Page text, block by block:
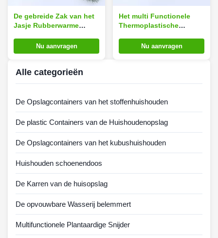
De gebreide Zak van het
Jasje Rubberwarme
geitjesschrijver uit de
klassieke oudheid van de
Nu aanvragen
Het multi Functionele
Thermoplastische
van de Warm waterzak
Nu aanvragen
Alle categorieën
De Opslagcontainers van het stoffenhuishouden
De plastic Containers van de Huishoudenopslag
De Opslagcontainers van het kubushuishouden
Huishouden schoenendoos
De Karren van de huisopslag
De opvouwbare Wasserij belemmert
Multifunctionele Plantaardige Snijder